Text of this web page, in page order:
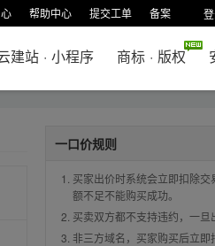
帮助中心 提交工单 备案
建站 · 小程序 商标 · 版权
一口价规则
买家出价时系统会立即扣除
额不足不能购买成功。
买卖双方都不支持违约，一旦
非三方域名，买家购买后立即